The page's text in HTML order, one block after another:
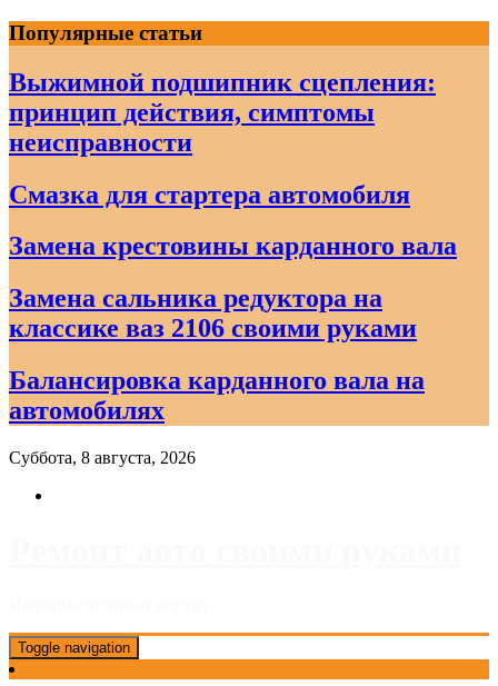
Skip
to
content
Популярные статьи
Выжимной подшипник сцепления:
принцип действия, симптомы
неисправности
Смазка для стартера автомобиля
Замена крестовины карданного вала
Замена сальника редуктора на
классике ваз 2106 своими руками
Балансировка карданного вала на
автомобилях
Суббота, 8 августа, 2026
Toggle navigation